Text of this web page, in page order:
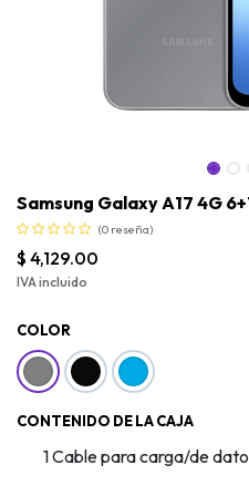
Samsung Galaxy A17 4G
(0 reseña)
$ 4,129.00
IVA incluido
COLOR
CONTENIDO DE LA CAJA
1 Cable para carga/de